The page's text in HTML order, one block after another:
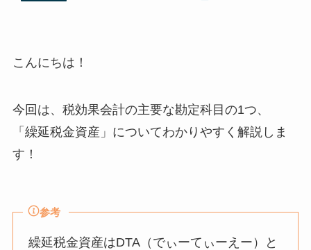
こんにちは！
今回は、税効果会計の主要な勘定科目の1つ、
「繰延税金資産」についてわかりやすく解説しま
す！
参考
繰延税金資産はDTA（でぃーてぃーえー）と